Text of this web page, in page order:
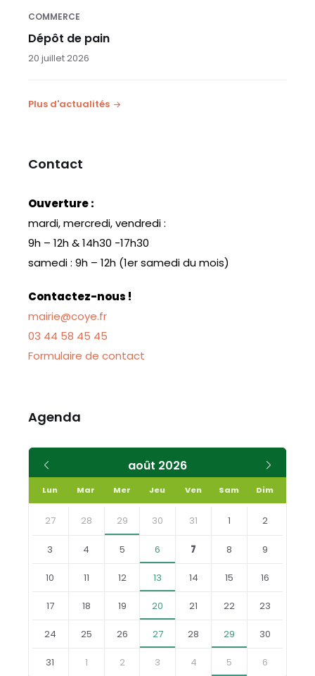
COMMERCE
Dépôt de pain
20 juillet 2026
Plus d'actualités
Contact
Ouverture :
mardi, mercredi, vendredi :
9h – 12h & 14h30 -17h30
samedi : 9h – 12h (1er samedi du mois)
Contactez-nous !
mairie@coye.fr
03 44 58 45 45
Formulaire de contact
Agenda
août 2026
précédent
Lun Mar Mer Jeu Ven Sam Dim
Skip
calendar
27 28 29 30 31 1 2
3 4 5 6 7 8 9
10 11 12 13 14 15 16
17 18 19 20 21 22 23
24 25 26 27 28 29 30
31 1 2 3 4 5 6